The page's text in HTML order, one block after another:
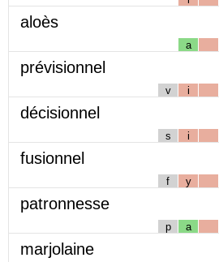
aloès
a
prévisionnel
v i
décisionnel
s i
fusionnel
f y
patronnesse
p a
marjolaine